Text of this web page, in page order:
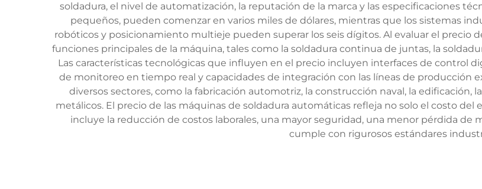
soldadura, el nivel de automatización, la reputación de la marca y las especificaciones
pequeños, pueden comenzar en varios miles de dólares, mientras que los sistemas
robóticos y posicionamiento multieje pueden superar los seis dígitos. Al evaluar el precio
funciones principales de la máquina, tales como la soldadura continua de juntas, la
Las características tecnológicas que influyen en el precio incluyen interfaces de control
de monitoreo en tiempo real y capacidades de integración con las líneas de producción
diversos sectores, como la fabricación automotriz, la construcción naval, la
metálicos. El precio de las máquinas de soldadura automáticas refleja no solo el costo
incluye la reducción de costos laborales, una mayor seguridad, una menor pérdida de
cumple con rigurosos estándares